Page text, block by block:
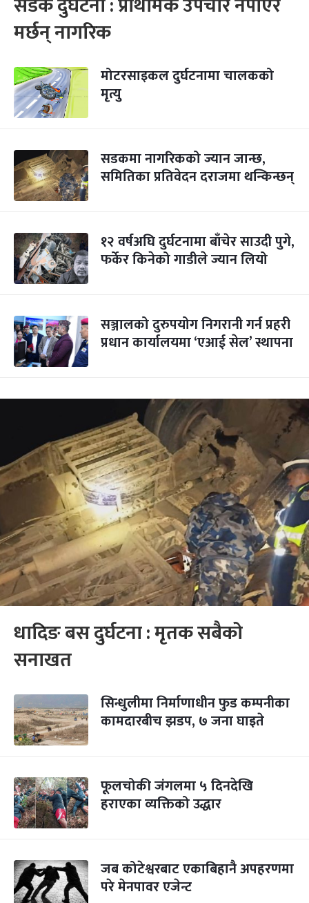
मर्छन् नागरिक
मोटरसाइकल दुर्घटनामा चालकको
मृत्यु
सडकमा नागरिकको ज्यान जान्छ,
समितिका प्रतिवेदन दराजमा थन्किन्छन्
१२ वर्षअघि दुर्घटनामा बाँचेर साउदी पुगे,
फर्केर किनेको गाडीले ज्यान लियो
सञ्जालको दुरुपयोग निगरानी गर्न प्रहरी
प्रधान कार्यालयमा ‘एआई सेल’ स्थापना
धादिङ बस दुर्घटना : मृतक सबैको
सनाखत
सिन्धुलीमा निर्माणाधीन फुड कम्पनीका
कामदारबीच झडप, ७ जना घाइते
फूलचोकी जंगलमा ५ दिनदेखि
हराएका व्यक्तिको उद्धार
जब कोटेश्वरबाट एकाबिहानै अपहरणमा
परे मेनपावर एजेन्ट